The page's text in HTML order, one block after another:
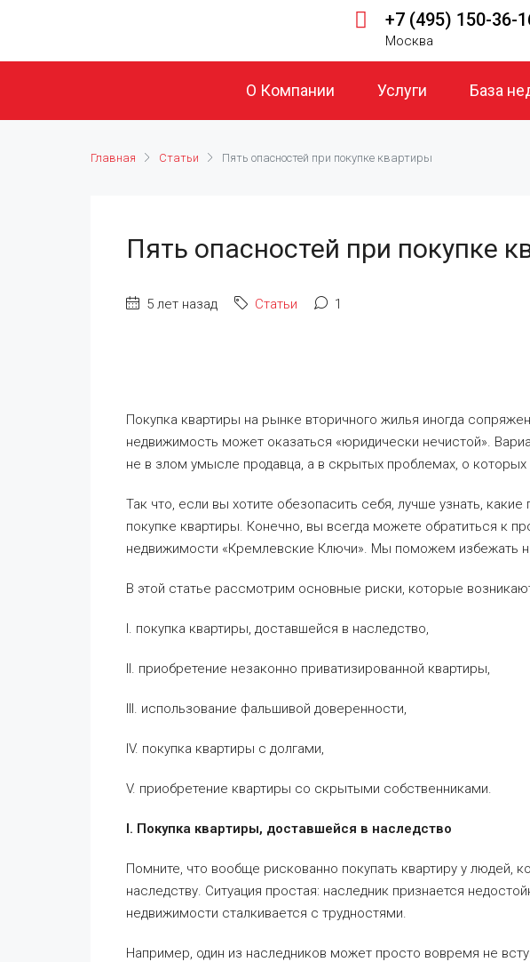
+7 (495) 150-36-
Москва
О Компании Услуги База
Главная Статьи Пять опасностей при покупке квартиры
Пять опасностей при покупке
5 лет назад Статьи 1
Покупка квартиры на рынке вторичного жилья иногда
недвижимость может оказаться «юридически нечистой».
не в злом умысле продавца, а в скрытых проблемах, о
Так что, если вы хотите обезопасить себя, лучше узнать,
покупке квартиры. Конечно, вы всегда можете обратиться к
недвижимости «Кремлевские Ключи». Мы поможем избежать
В этой статье рассмотрим основные риски, которые
I. покупка квартиры, доставшейся в наследство,
II. приобретение незаконно приватизированной квартиры,
III. использование фальшивой доверенности,
IV. покупка квартиры с долгами,
V. приобретение квартиры со скрытыми собственниками.
I. Покупка квартиры, доставшейся в наследство
Помните, что вообще рискованно покупать квартиру у людей,
наследству. Ситуация простая: наследник признается
недвижимости сталкивается с трудностями.
Например, один из наследников может просто вовремя не